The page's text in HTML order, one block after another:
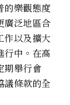
的樂觀態度
廣泛地區合
作以及擴大
行中。在高
期舉行會
議條款的全